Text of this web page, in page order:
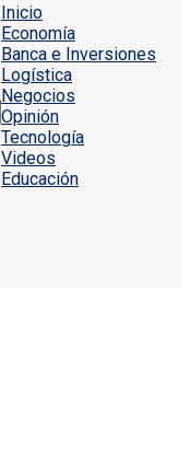
Inicio
Economía
Banca e Inversiones
Logística
Negocios
Opinión
Tecnología
Videos
Educación